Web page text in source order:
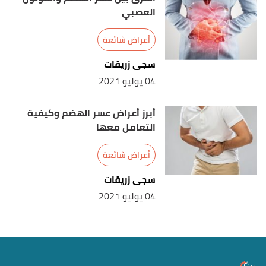
العصبي
أعراض شائعة
سجى زريقات
04 يوليو 2021
أبرز أعراض عسر الهضم وكيفية
التعامل معها
أعراض شائعة
سجى زريقات
04 يوليو 2021